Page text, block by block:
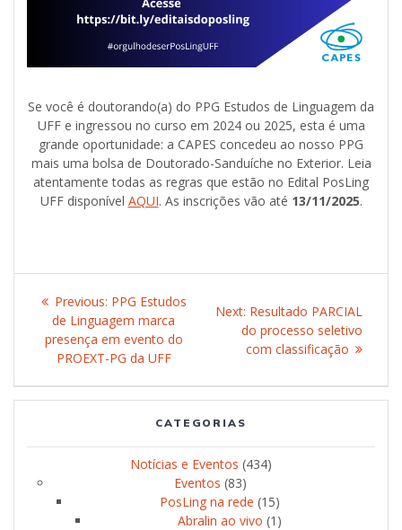
Se você é doutorando(a) do PPG Estudos de Linguagem da
UFF e ingressou no curso em 2024 ou 2025, esta é uma
grande oportunidade: a CAPES concedeu ao nosso PPG
mais uma bolsa de Doutorado-Sanduíche no Exterior. Leia
atentamente todas as regras que estão no Edital PosLing
UFF disponível AQUI. As inscrições vão até 13/11/2025.
Post
navigation
Previous: Previous
post:
PPG Estudos
de Linguagem marca
presença em evento do
PROEXT-PG da UFF
Next: Next
post:
Resultado PARCIAL
do processo seletivo
com classificação
CATEGORIAS
Notícias e Eventos (434)
Eventos (83)
PosLing na rede (15)
Abralin ao vivo (1)